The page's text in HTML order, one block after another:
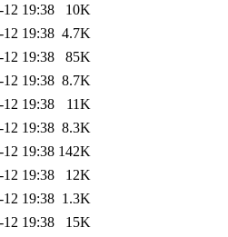
19:38
10K
19:38 4.7K
19:38
85K
19:38 8.7K
19:38
11K
19:38 8.3K
19:38 142K
19:38
12K
19:38 1.3K
19:38
15K